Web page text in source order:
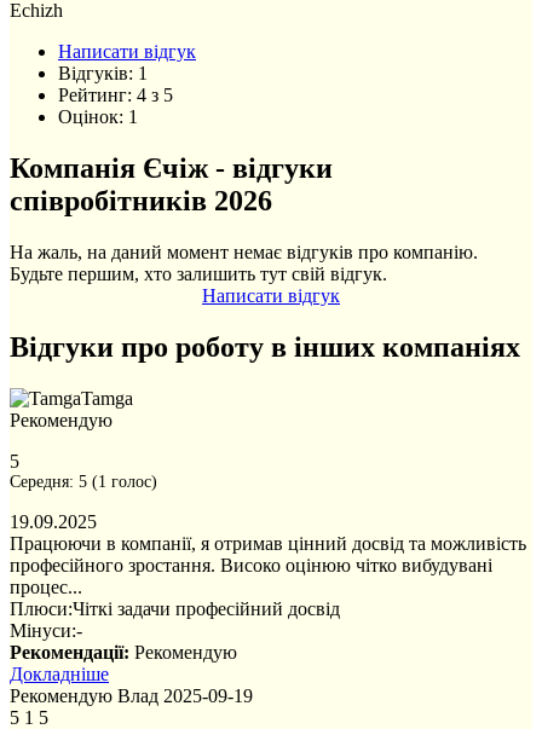
Echizh
Написати відгук
Відгуків: 1
Рейтинг: 4 з 5
Оцінок: 1
Компанія Єчіж - відгуки
співробітників 2026
На жаль, на даний момент немає відгуків про компанію.
Будьте першим, хто залишить тут свій відгук.
Написати відгук
Відгуки про роботу в інших компаніях
Tamga
Рекомендую
5
Середня: 5 (1 голос)
19.09.2025
Працюючи в компанії, я отримав цінний досвід та можливість
професійного зростання. Високо оцінюю чітко вибудувані
процес...
Плюси:Чіткі задачи професійний досвід
Мінуси:-
Рекомендації: Рекомендую
Докладніше
Рекомендую Влад 2025-09-19
5 1 5